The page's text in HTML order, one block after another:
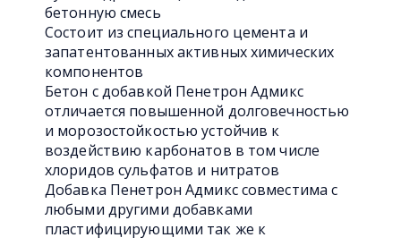
бетонную смесь
Состоит из специального цемента и
запатентованных активных химических
компонентов
Бетон с добавкой Пенетрон Адмикс
отличается повышенной долговечностью
и морозостойкостью устойчив к
воздействию карбонатов в том числе
хлоридов сульфатов и нитратов
Добавка Пенетрон Адмикс совместима с
любыми другими добавками
пластифицирующими так же к